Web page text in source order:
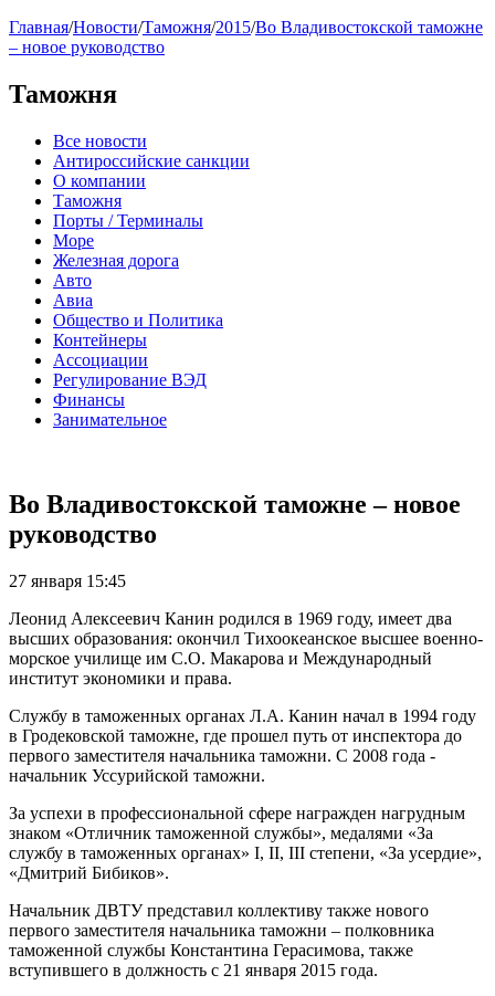
Главная/Новости/Таможня/2015/Во Владивостокской таможне
– новое руководство
Таможня
Все новости
Антироссийские санкции
О компании
Таможня
Порты / Терминалы
Море
Железная дорога
Авто
Авиа
Общество и Политика
Контейнеры
Ассоциации
Регулирование ВЭД
Финансы
Занимательное
Во Владивостокской таможне – новое
руководство
27 января 15:45
Леонид Алексеевич Канин родился в 1969 году, имеет два
высших образования: окончил Тихоокеанское высшее военно-
морское училище им С.О. Макарова и Международный
институт экономики и права.
Службу в таможенных органах Л.А. Канин начал в 1994 году
в Гродековской таможне, где прошел путь от инспектора до
первого заместителя начальника таможни. С 2008 года -
начальник Уссурийской таможни.
За успехи в профессиональной сфере награжден нагрудным
знаком «Отличник таможенной службы», медалями «За
службу в таможенных органах» I, II, III степени, «За усердие»,
«Дмитрий Бибиков».
Начальник ДВТУ представил коллективу также нового
первого заместителя начальника таможни – полковника
таможенной службы Константина Герасимова, также
вступившего в должность с 21 января 2015 года.